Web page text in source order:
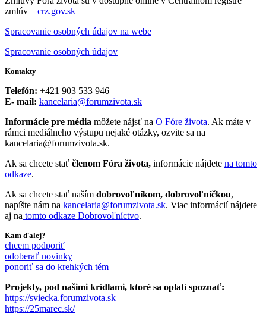
zmlúv – crz.gov.sk
Spracovanie osobných údajov na webe
Spracovanie osobných údajov
Kontakty
Telefón: +421 903 533 946
E- mail: kancelaria@forumzivota.sk
Informácie pre média môžete nájsť na O Fóre života. Ak máte v
rámci mediálneho výstupu nejaké otázky, ozvite sa na
kancelaria@forumzivota.sk.
Ak sa chcete stať členom Fóra života, informácie nájdete na tomto
odkaze.
Ak sa chcete stať naším dobrovoľníkom, dobrovoľníčkou,
napíšte nám na kancelaria@forumzivota.sk. Viac informácií nájdete
aj na tomto odkaze Dobrovoľníctvo.
Kam ďalej?
chcem podporiť
odoberať novinky
ponoriť sa do krehkých tém
Projekty, pod našimi krídlami, ktoré sa oplatí spoznať:
https://sviecka.forumzivota.sk
https://25marec.sk/